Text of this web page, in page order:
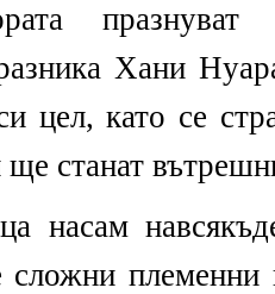
Хани
цел, като се
станат
насам
сложни